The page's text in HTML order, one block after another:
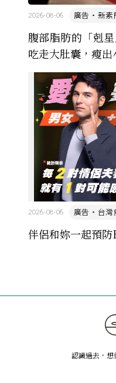
腹部脂肪的「剋
吃走大肚囊，瘦出
廣告・新素
2026-08-06
伴侶和妳一起預防
廣告・台灣
2026-08-06
認識過去，想